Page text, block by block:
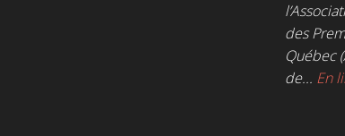
des
Québec
de... En